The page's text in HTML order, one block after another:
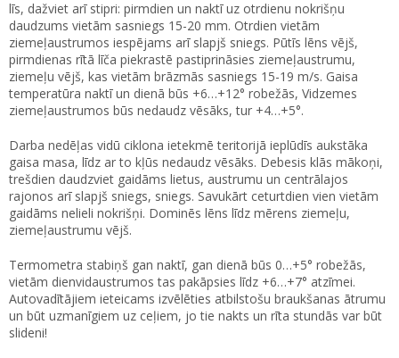
līs, dažviet arī stipri: pirmdien un naktī uz otrdienu nokrišņu
daudzums vietām sasniegs 15-20 mm. Otrdien vietām
ziemeļaustrumos iespējams arī slapjš sniegs. Pūtīs lēns vējš,
pirmdienas rītā līča piekrastē pastiprināsies ziemeļaustrumu,
ziemeļu vējš, kas vietām brāzmās sasniegs 15-19 m/s. Gaisa
temperatūra naktī un dienā būs +6…+12° robežās, Vidzemes
ziemeļaustrumos būs nedaudz vēsāks, tur +4…+5°.
Darba nedēļas vidū ciklona ietekmē teritorijā ieplūdīs aukstāka
gaisa masa, līdz ar to kļūs nedaudz vēsāks. Debesis klās mākoņi,
trešdien daudzviet gaidāms lietus, austrumu un centrālajos
rajonos arī slapjš sniegs, sniegs. Savukārt ceturtdien vien vietām
gaidāms nelieli nokrišņi. Dominēs lēns līdz mērens ziemeļu,
ziemeļaustrumu vējš.
Termometra stabiņš gan naktī, gan dienā būs 0…+5° robežās,
vietām dienvidaustrumos tas pakāpsies līdz +6…+7° atzīmei.
Autovadītājiem ieteicams izvēlēties atbilstošu braukšanas ātrumu
un būt uzmanīgiem uz ceļiem, jo tie nakts un rīta stundās var būt
slideni!